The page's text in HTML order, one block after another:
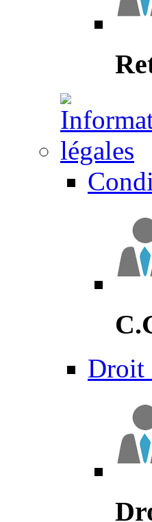
Droit